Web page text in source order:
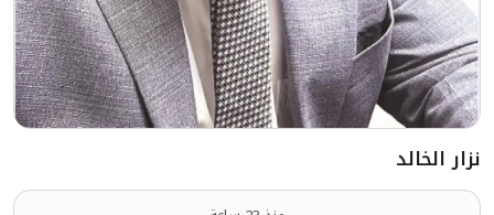
نزار الخالد